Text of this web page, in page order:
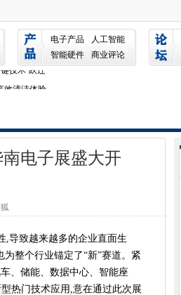
电子产品
人工智能
智能硬件
商业评论
集中对接
术“跃迁”
上海国际乐器展首日
模型
时代
艺获嘉宾点赞
业注入活力
里？
电子展盛大开
,导致越来越多的企业直面生
整个行业锚定了“新”赛道。紧
、储能、数据中心、智能座
热门技术应用,意在通过此次展